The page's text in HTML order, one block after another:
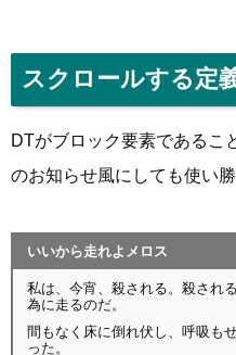
スクロールする定
DTがブロック要素であるこ
のお知らせ風にしても使い
いいから走れよメロス
私は、今宵、殺される。殺され
為に走るのだ。
間もなく床に倒れ伏し、呼吸も
った。